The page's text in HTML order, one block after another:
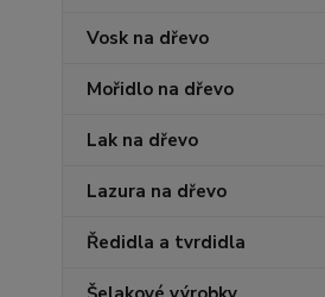
Vosk na dřevo
Mořidlo na dřevo
Lak na dřevo
Lazura na dřevo
Ředidla a tvrdidla